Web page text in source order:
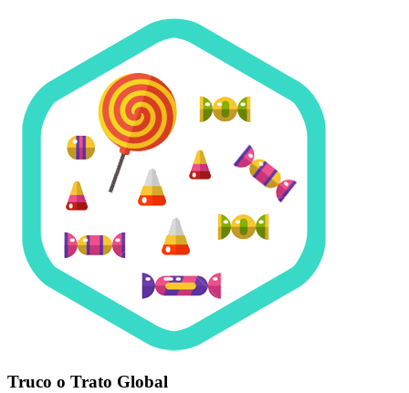
Truco o Trato Global